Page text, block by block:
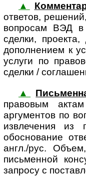
▲
ответов,
во­п­ро­сам ВЭД в
сделки,
дополнением к
услуги по
сделки /
▲
пра­во­вым
аргументов по
извлечения из
обоснование
англ./рус.
письменной
запросу с